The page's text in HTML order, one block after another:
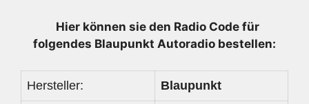
Hier können sie den Radio Code für
folgendes Blaupunkt Autoradio bestellen:
Hersteller: Blaupunkt